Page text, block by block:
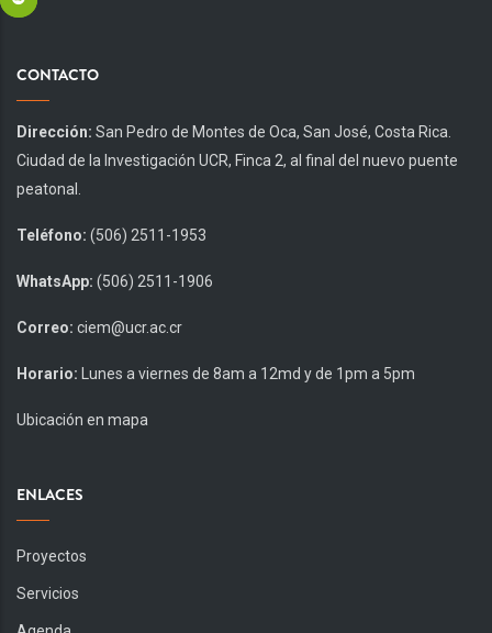
CONTACTO
Dirección: San Pedro de Montes de Oca, San José, Costa Rica.
Ciudad de la Investigación UCR, Finca 2, al final del nuevo puente
peatonal.
Teléfono: (506) 2511-1953
WhatsApp: (506) 2511-1906
Correo: ciem@ucr.ac.cr
Horario: Lunes a viernes de 8am a 12md y de 1pm a 5pm
Ubicación en mapa
ENLACES
Proyectos
Servicios